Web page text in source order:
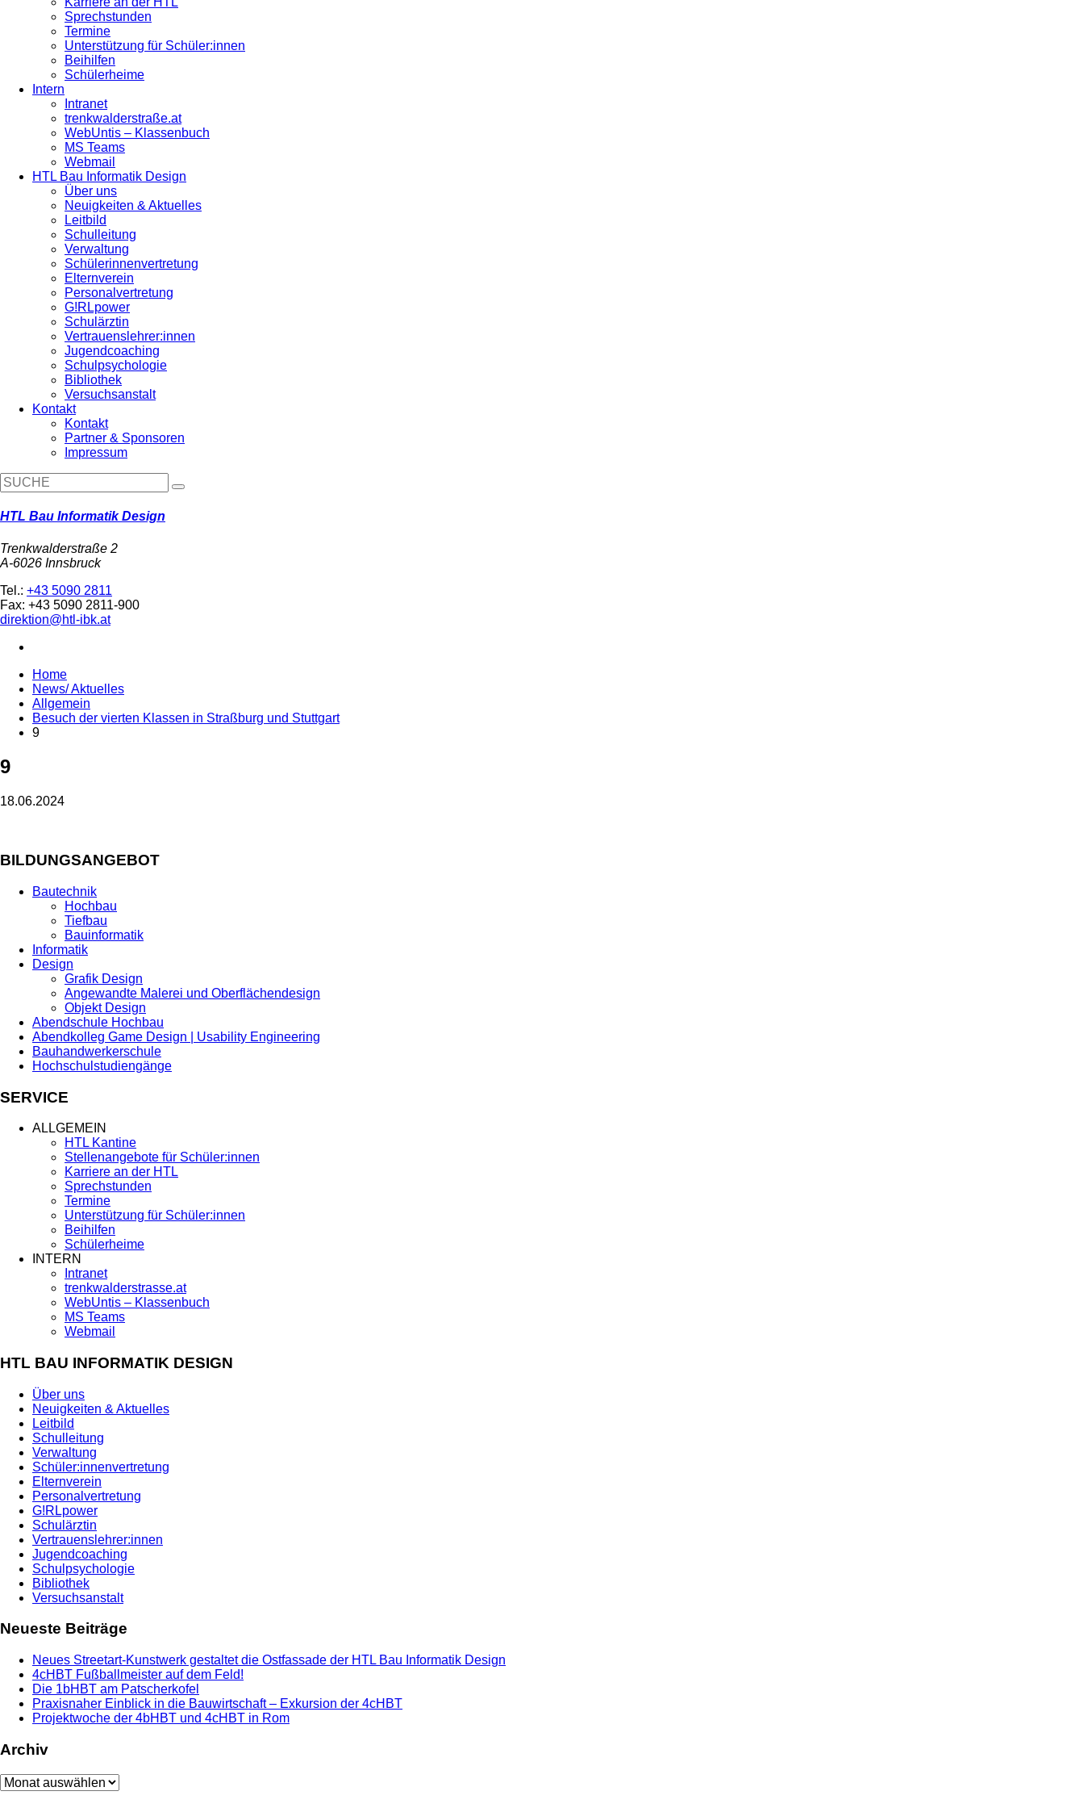
Sprechstunden
Termine
Unterstützung für Schüler:innen
Beihilfen
Schülerheime
Intern
Intranet
trenkwalderstraße.at
WebUntis – Klassenbuch
MS Teams
Webmail
HTL Bau Informatik Design
Über uns
Neuigkeiten & Aktuelles
Leitbild
Schulleitung
Verwaltung
Schülerinnenvertretung
Elternverein
Personalvertretung
G!RLpower
Schulärztin
Vertrauenslehrer:innen
Jugendcoaching
Schulpsychologie
Bibliothek
Versuchsanstalt
Kontakt
Kontakt
Partner & Sponsoren
Impressum
HTL Bau Informatik Design
Trenkwalderstraße 2
A-6026 Innsbruck
Tel.: +43 5090 2811
Fax: +43 5090 2811-900
direktion@htl-ibk.at
Home
News/ Aktuelles
Allgemein
Besuch der vierten Klassen in Straßburg und Stuttgart
9
9
18.06.2024
BILDUNGSANGEBOT
Bautechnik
Hochbau
Tiefbau
Bauinformatik
Informatik
Design
Grafik Design
Angewandte Malerei und Oberflächendesign
Objekt Design
Abendschule Hochbau
Abendkolleg Game Design | Usability Engineering
Bauhandwerkerschule
Hochschulstudiengänge
SERVICE
ALLGEMEIN
HTL Kantine
Stellenangebote für Schüler:innen
Karriere an der HTL
Sprechstunden
Termine
Unterstützung für Schüler:innen
Beihilfen
Schülerheime
INTERN
Intranet
trenkwalderstrasse.at
WebUntis – Klassenbuch
MS Teams
Webmail
HTL BAU INFORMATIK DESIGN
Über uns
Neuigkeiten & Aktuelles
Leitbild
Schulleitung
Verwaltung
Schüler:innenvertretung
Elternverein
Personalvertretung
G!RLpower
Schulärztin
Vertrauenslehrer:innen
Jugendcoaching
Schulpsychologie
Bibliothek
Versuchsanstalt
Neueste Beiträge
Neues Streetart-Kunstwerk gestaltet die Ostfassade der HTL Bau Informatik Design
4cHBT Fußballmeister auf dem Feld!
Die 1bHBT am Patscherkofel
Praxisnaher Einblick in die Bauwirtschaft – Exkursion der 4cHBT
Projektwoche der 4bHBT und 4cHBT in Rom
Archiv
Archiv